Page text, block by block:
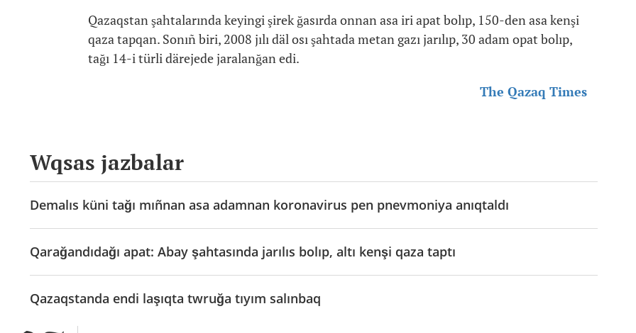
Qazaqstan şahtalarında keyingi şirek ğasırda onnan asa iri apat bolıp, 150-den asa kenşi
qaza tapqan. Sonıñ biri, 2008 jılı däl osı şahtada metan gazı jarılıp, 30 adam opat bolıp,
tağı 14-i türli därejede jaralanğan edi.
The Qazaq Times
Wqsas jazbalar
Demalıs küni tağı mıñnan asa adamnan koronavirus pen pnevmoniya anıqtaldı
Qarağandıdağı apat: Abay şahtasında jarılıs bolıp, altı kenşi qaza taptı
Qazaqstanda endi laşıqta twruğa tıyım salınbaq